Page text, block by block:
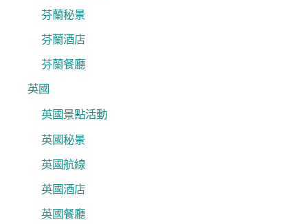
芬蘭秘景
芬蘭酒店
芬蘭餐廳
英國
英國景點活動
英國秘景
英國航線
英國酒店
英國餐廳